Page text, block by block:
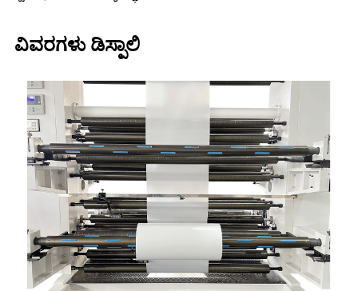
ವಿವರಗಳು ಡಿಸ್ಪಾಲಿ